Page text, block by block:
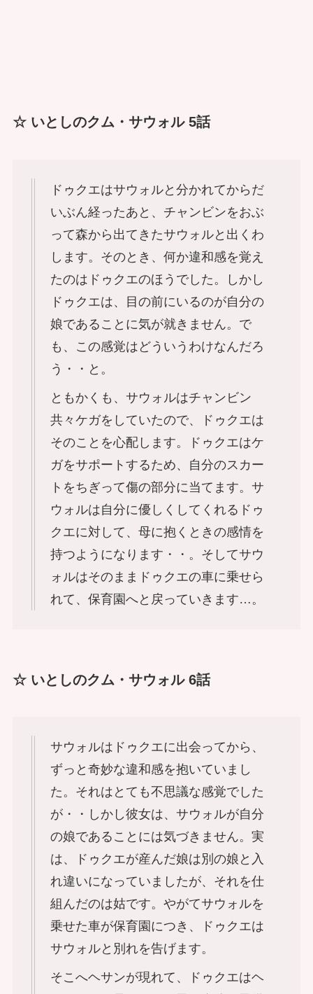
☆ いとしのクム・サウォル 5話
ドゥクエはサウォルと分かれてからだ
いぶん経ったあと、チャンビンをおぶ
って森から出てきたサウォルと出くわ
します。そのとき、何か違和感を覚え
たのはドゥクエのほうでした。しかし
ドゥクエは、目の前にいるのが自分の
娘であることに気が就きません。で
も、この感覚はどういうわけなんだろ
う・・と。
ともかくも、サウォルはチャンビン
共々ケガをしていたので、ドゥクエは
そのことを心配します。ドゥクエはケ
ガをサポートするため、自分のスカー
トをちぎって傷の部分に当てます。サ
ウォルは自分に優しくしてくれるドゥ
クエに対して、母に抱くときの感情を
持つようになります・・。そしてサウ
ォルはそのままドゥクエの車に乗せら
れて、保育園へと戻っていきます…。
☆ いとしのクム・サウォル 6話
サウォルはドゥクエに出会ってから、
ずっと奇妙な違和感を抱いていまし
た。それはとても不思議な感覚でした
が・・しかし彼女は、サウォルが自分
の娘であることには気づきません。実
は、ドゥクエが産んだ娘は別の娘と入
れ違いになっていましたが、それを仕
組んだのは姑です。やがてサウォルを
乗せた車が保育園につき、ドゥクエは
サウォルと別れを告げます。
そこへヘサンが現れて、ドゥクエはヘ